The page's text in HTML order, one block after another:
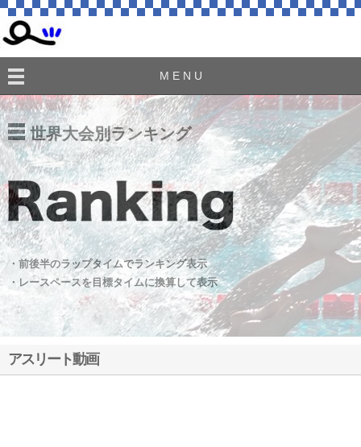
M E N U
世界大会別ランキング
・前後半のラップタイムでランキング表示
・レースペースを目標タイムに換算して表示
アスリート動画